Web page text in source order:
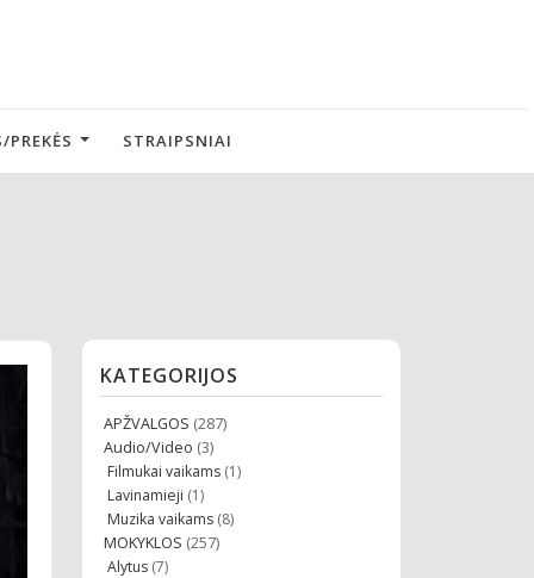
PREKĖS STRAIPSNIAI
KATEGORIJOS
APŽVALGOS (287)
Audio/Video (3)
Filmukai vaikams(1)
Lavinamieji (1)
Muzika vaikams(8)
MOKYKLOS (257)
Alytus(7)